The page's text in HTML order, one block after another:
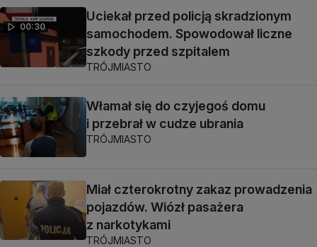
00:30
Uciekał przed policją skradzionym
samochodem. Spowodował liczne
szkody przed szpitalem
TRÓJMIASTO
Włamał się do czyjegoś domu
i przebrał w cudze ubrania
TRÓJMIASTO
Miał czterokrotny zakaz prowadzenia
pojazdów. Wiózł pasażera
z narkotykami
TRÓJMIASTO